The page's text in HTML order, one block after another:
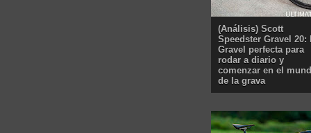
(Análisis) Scott
Speedster Gravel 20:
Gravel perfecta para
rodar a diario y
comenzar en el
de la grava